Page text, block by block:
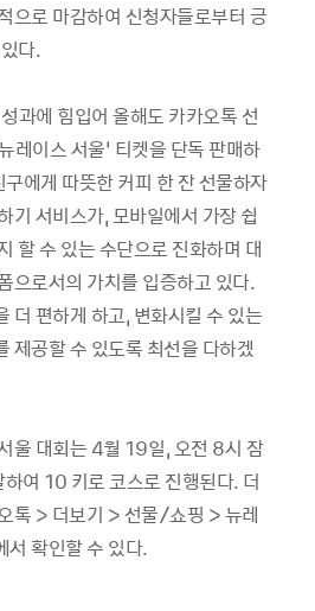
으로 마감하여 신청자들로부터 긍
다.
과에 힘입어 올해도 카카오톡 선
레이스 서울’ 티켓을 단독 판매하
구에게 따뜻한 커피 한 잔 선물하자
기 서비스가,모바일에서 가장 쉽
할 수 있는 수단으로 진화하며 대
으로서의 가치를 입증하고 있다.
더 편하게 하고, 변화시킬 수 있는
제공할 수 있도록 최선을 다하겠
울 대회는 4월 19일,오전 8시 잠
여 10 키로 코스로 진행된다. 더
톡 > 더보기 >선물/쇼핑 >뉴레
서 확인할수 있다.